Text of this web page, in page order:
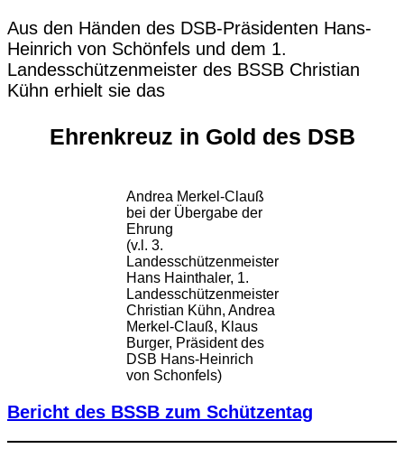
Aus den Händen des DSB-Präsidenten Hans-
Heinrich von Schönfels und dem 1.
Landesschützenmeister des BSSB Christian
Kühn erhielt sie das
Ehrenkreuz in Gold des DSB
Andrea Merkel-Clauß
bei der Übergabe der
Ehrung
(v.l. 3.
Landesschützenmeister
Hans Hainthaler, 1.
Landesschützenmeister
Christian Kühn, Andrea
Merkel-Clauß, Klaus
Burger, Präsident des
DSB Hans-Heinrich
von Schonfels)
Bericht des BSSB zum Schützentag